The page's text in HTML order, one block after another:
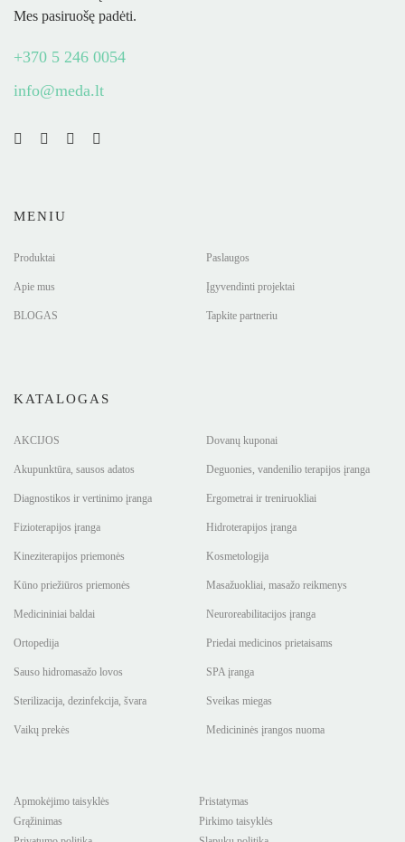
Mes pasiruošę padėti.
+370 5 246 0054
info@meda.lt
MENIU
Produktai Paslaugos
Apie mus Įgyvendinti projektai
BLOGAS Tapkite partneriu
KATALOGAS
AKCIJOS Dovanų kuponai
Akupunktūra, sausos adatos Deguonies, vandenilio terapijos įranga
Diagnostikos ir vertinimo įranga Ergometrai ir treniruokliai
Fizioterapijos įranga Hidroterapijos įranga
Kineziterapijos priemonės Kosmetologija
Kūno priežiūros priemonės Masažuokliai, masažo reikmenys
Medicininiai baldai Neuroreabilitacijos įranga
Ortopedija Priedai medicinos prietaisams
Sauso hidromasažo lovos SPA įranga
Sterilizacija, dezinfekcija, švara Sveikas miegas
Vaikų prekės Medicininės įrangos nuoma
Apmokėjimo taisyklės
Pristatymas
Grąžinimas
Pirkimo taisyklės